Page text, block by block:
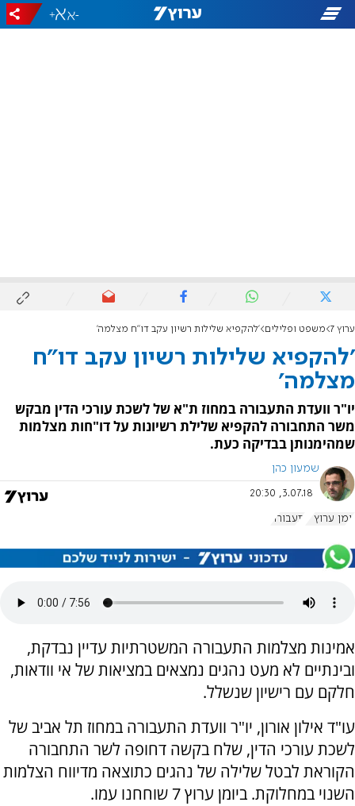
-
+
ערוץ 7 משפט ופלילים 'להקפיא שלילות רשיון עקב דו"ח מצלמה'
'להקפיא שלילות רשיון עקב דו"ח
מצלמה'
יו"ר וועדת התעבורה במחוז ת"א של לשכת עורכי הדין מבקש
משר התחבורה להקפיא שלילת רשיונות על דו"חות מצלמות
שמהימנותן בבדיקה כעת.
שמעון כהן
3.07.18, 20:30
יומן ערוץ 7 תעבורה
אמינות מצלמות התעבורה המשטרתיות עדיין נבדקת,
ובינתיים לא מעט נהגים נמצאים במציאות של אי וודאות,
חלקם עם רישיון שנשלל.
עו"ד אילון אורון, יו"ר וועדת התעבורה במחוז תל אביב של
לשכת עורכי הדין, שלח בקשה דחופה לשר התחבורה
הקוראת לבטל שלילה של נהגים כתוצאה מדיווח הצלמות
השנוי במחלוקת. ביומן ערוץ 7 שוחחנו עמו.